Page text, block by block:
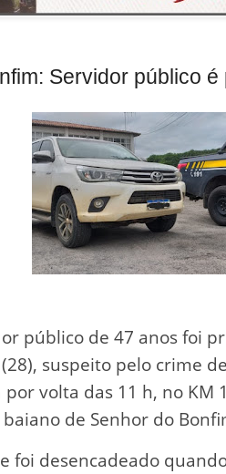
Servidor público
público de 47 anos foi
suspeito pelo crime
volta das 11 h, no KM
de Senhor do
foi desencadeado